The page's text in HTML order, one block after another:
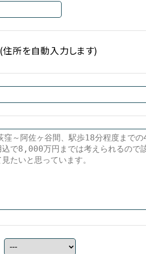
(住所を自動入力します)